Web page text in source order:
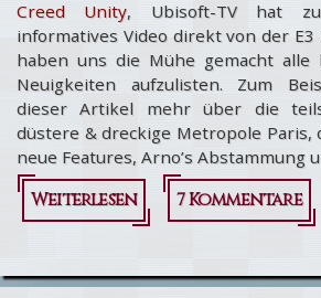
Creed Unity, Ubisoft-TV hat
informatives Video direkt von der E3
haben uns die Mühe gemacht alle
Neuigkeiten aufzulisten. Zum
dieser Artikel mehr über die
düstere & dreckige Metropole Paris,
neue Features, Arno’s Abstammung
Weiterlesen
über
Creed
7 Kommentare